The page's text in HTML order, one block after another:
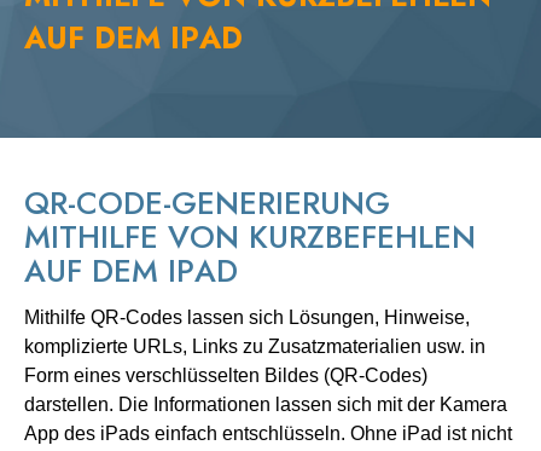
AUF DEM IPAD
QR-CODE-GENERIERUNG
MITHILFE VON KURZBEFEHLEN
AUF DEM IPAD
Mithilfe QR-Codes lassen sich Lösungen, Hinweise,
komplizierte URLs, Links zu Zusatzmaterialien usw. in
Form eines verschlüsselten Bildes (QR-Codes)
darstellen. Die Informationen lassen sich mit der Kamera
App des iPads einfach entschlüsseln. Ohne iPad ist nicht